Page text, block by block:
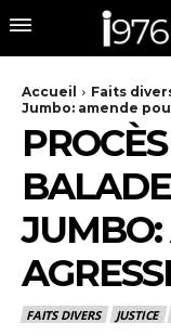
Accueil Faits
Jumbo: amende
FAITS DIVERS JUSTICE